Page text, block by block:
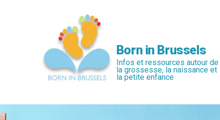
Born in Brussels
Infos et ressources autour de
la grossesse, la naissance et
la petite enfance